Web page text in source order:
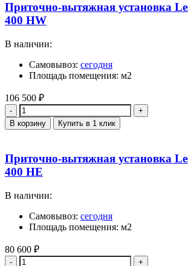
Приточно-вытяжная установка
400 HW
В наличии:
Самовывоз: сегодня
Площадь помещения: м2
106 500 ₽
Количество
В корзину Купить в 1 клик
Приточно-вытяжная установка
400 HE
В наличии:
Самовывоз: сегодня
Площадь помещения: м2
80 600 ₽
Количество